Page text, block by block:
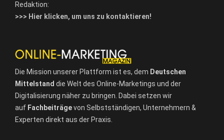
Redaktion:
>>> Hier klicken, um uns zu kontaktieren!
Die Mission unserer Plattform ist es, dem Deutschen
Mittelstand die Welt des Online-Marketings und der
Digitalisierung näher zu bringen. Dabei setzen wir
auf Fachbeiträgevon Selbstständigen, Unternehmern &
Experten direkt aus der Praxis.